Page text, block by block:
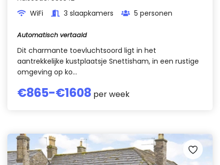
WiFi 3 slaapkamers 5 personen
Automatisch vertaald
Dit charmante toevluchtsoord ligt in het
aantrekkelijke kustplaatsje Snettisham, in een rustige
omgeving op ko...
€865-€1608 per week